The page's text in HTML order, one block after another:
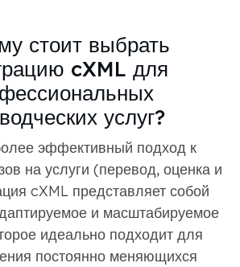
стоит выбрать
cXML для
услуг?
эффективный подход к
на услуги (перевод, оценка и
cXML представляет собой
и масштабируемое
идеально подходит для
постоянно меняющихся